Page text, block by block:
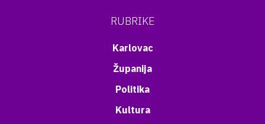
RUBRIKE
Karlovac
Županija
Politika
Kultura